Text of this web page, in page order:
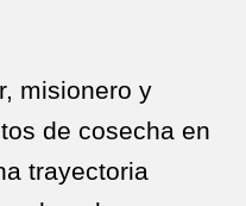
misionero y
de cosecha en
trayectoria